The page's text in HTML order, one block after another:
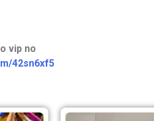
vip no
42sn6xf5